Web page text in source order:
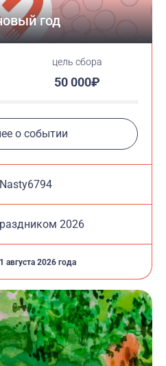
год
цель сбора
50 000₽
о событии
Nasty6794
2026
августа 2026 года